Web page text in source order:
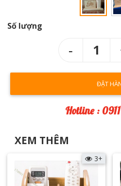
Số lượng
1
ĐẶT
Hotline :
XEM THÊM
3+